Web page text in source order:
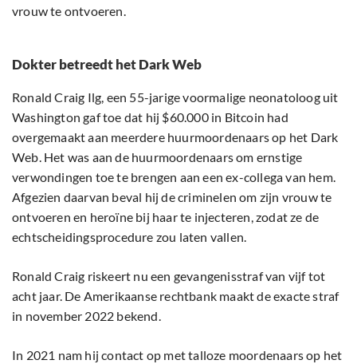
vrouw te ontvoeren.
Dokter betreedt het Dark Web
Ronald Craig Ilg, een 55-jarige voormalige neonatoloog uit
Washington gaf toe dat hij $60.000 in Bitcoin had
overgemaakt aan meerdere huurmoordenaars op het Dark
Web. Het was aan de huurmoordenaars om ernstige
verwondingen toe te brengen aan een ex-collega van hem.
Afgezien daarvan beval hij de criminelen om zijn vrouw te
ontvoeren en heroïne bij haar te injecteren, zodat ze de
echtscheidingsprocedure zou laten vallen.
Ronald Craig riskeert nu een gevangenisstraf van vijf tot
acht jaar. De Amerikaanse rechtbank maakt de exacte straf
in november 2022 bekend.
In 2021 nam hij contact op met talloze moordenaars op het